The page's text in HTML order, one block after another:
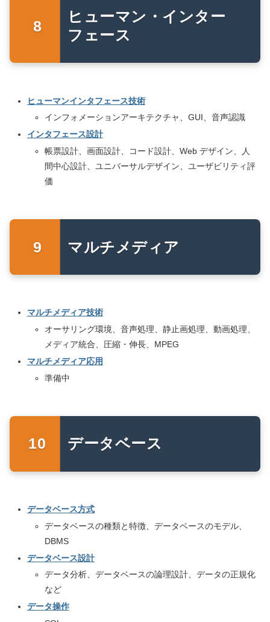
ヒューマン・インター
フェース
ヒューマンインタフェース技術
インフォメーションアーキテクチャ、GUI、音声認識
インタフェース設計
帳票設計、画面設計、コード設計、Web デザイン、人
間中心設計、ユニバーサルデザイン、ユーザビリティ評
価
マルチメディア
マルチメディア技術
オーサリング環境、音声処理、静止画処理、動画処理、
メディア統合、圧縮・伸長、MPEG
マルチメディア応用
準備中
データベース
データベース方式
データベースの種類と特徴、データベースのモデル、
DBMS
データベース設計
データ分析、データベースの論理設計、データの正規化
など
データ操作